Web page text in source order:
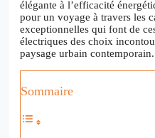
élégante à l’efficacité
pour un voyage à travers les
exceptionnelles qui font de
électriques des choix
paysage urbain contemporain.
Sommaire